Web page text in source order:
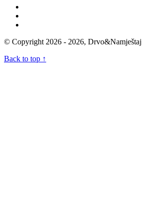
© Copyright 2026 - 2026, Drvo&Namještaj
Back to top ↑